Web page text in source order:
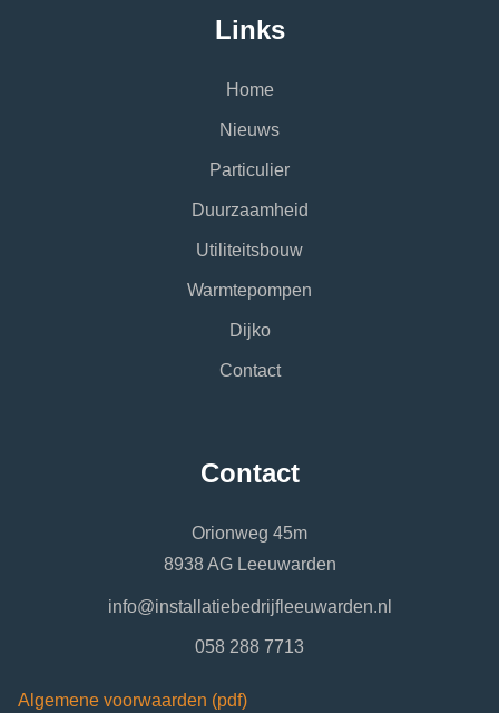
Links
Home
Nieuws
Particulier
Duurzaamheid
Utiliteitsbouw
Warmtepompen
Dijko
Contact
Contact
Orionweg 45m
8938 AG Leeuwarden
info@installatiebedrijfleeuwarden.nl
058 288 7713
Algemene voorwaarden (pdf)